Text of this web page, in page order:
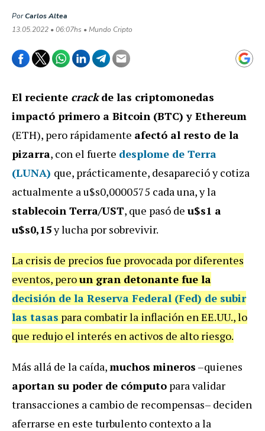
PorCarlos Altea
13.05.2022 • 06:07hs • Mundo Cripto
El reciente crackde las criptomonedas
impactó primero a Bitcoin (BTC) y Ethereum
(ETH), pero rápidamente afectó al resto de la
pizarra, con el fuerte desplome de Terra
(LUNA) que, prácticamente, desapareció y cotiza
actualmente a u$s0,0000575 cada una, y la
stablecoin Terra/UST, que pasó de u$s1 a
u$s0,15y lucha por sobrevivir.
La crisis de precios fue provocada por diferentes
eventos, peroun gran detonante fue la
decisión de la Reserva Federal (Fed) de subir
las tasas para combatir la inflación en EE.UU., lo
que redujo el interés en activos de alto riesgo.
Más allá de la caída,muchos mineros –quienes
aportan su poder de cómputo para validar
transacciones a cambio de recompensas– deciden
aferrarse en este turbulento contexto a la